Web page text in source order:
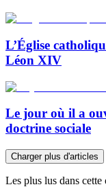
L’Église
Léon XIV
Le jour où il a
doctrine sociale
Charger plus d'articles
Les plus lus dans